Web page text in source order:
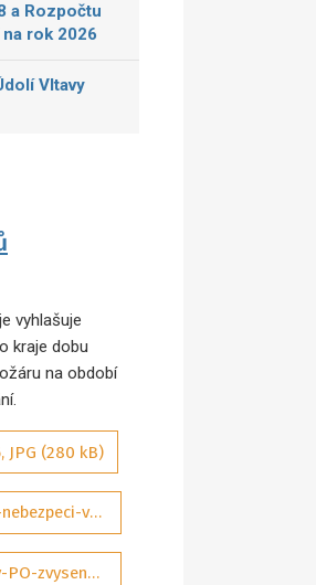
a Rozpočtu
rok 2026
Vltavy
vyhlašuje
kraje dobu
na období
JPG (280 kB)
Vyhlaseni-doby-zvysene-nebezpeci-vzniku-pozaru-07-2026-sig_aDQP3Wd, PDF (292 kB)
Narizeni-STCK-podminky-PO-zvysene-nebezpeci-pozaru-01-2025-ASPI_tObrJIM, PDF (131 kB)